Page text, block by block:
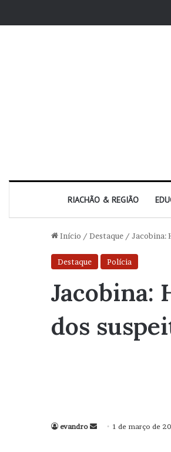
RIACHÃO & REGIÃO
Início / Destaque / Jacobina:
Destaque Polícia
Jacobina:
dos
evandro
Mande1 de março de